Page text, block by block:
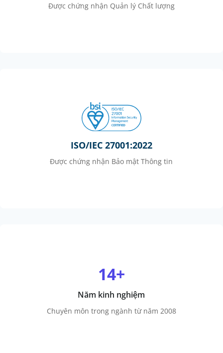
Được chứng nhận Quản lý Chất lượng
ISO/IEC 27001:2022
Được chứng nhận Bảo mật Thông tin
14+
Năm kinh nghiệm
Chuyên môn trong ngành từ năm 2008